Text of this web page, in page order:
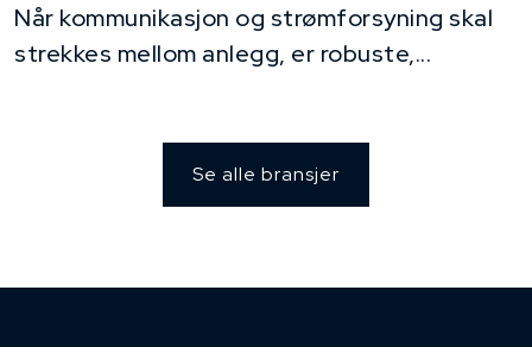
Når kommunikasjon og strømforsyning skal
strekkes mellom anlegg, er robuste,...
Se alle bransjer